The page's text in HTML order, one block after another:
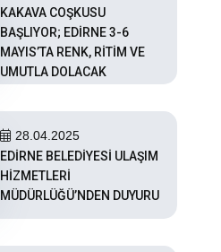
KAKAVA COŞKUSU
BAŞLIYOR; EDİRNE 3-6
MAYIS’TA RENK, RİTİM VE
UMUTLA DOLACAK
28.04.2025
EDİRNE BELEDİYESİ ULAŞIM
HİZMETLERİ
MÜDÜRLÜĞÜ’NDEN DUYURU